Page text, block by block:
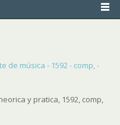
de música - 1592 - comp, -
y pratica, 1592, comp,